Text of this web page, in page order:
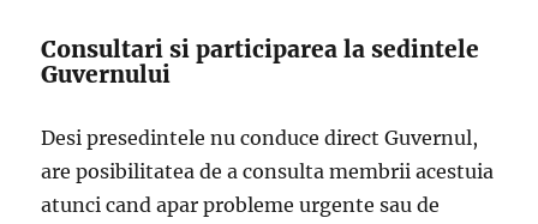
Consultari si participarea la sedintele
Guvernului
Desi presedintele nu conduce direct Guvernul,
are posibilitatea de a consulta membrii acestuia
atunci cand apar probleme urgente sau de